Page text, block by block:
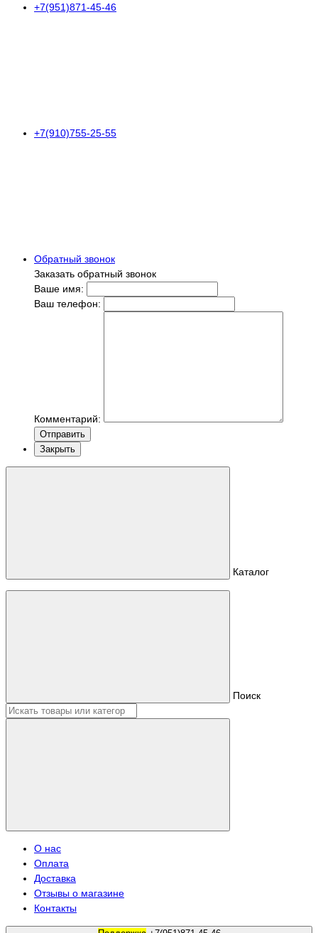
+7(951)871-45-46
+7(910)755-25-55
Обратный звонок
Заказать обратный звонок
Ваше имя:
Ваш телефон:
Комментарий:
Отправить
Закрыть
Каталог
Поиск
О нас
Оплата
Доставка
Отзывы о магазине
Контакты